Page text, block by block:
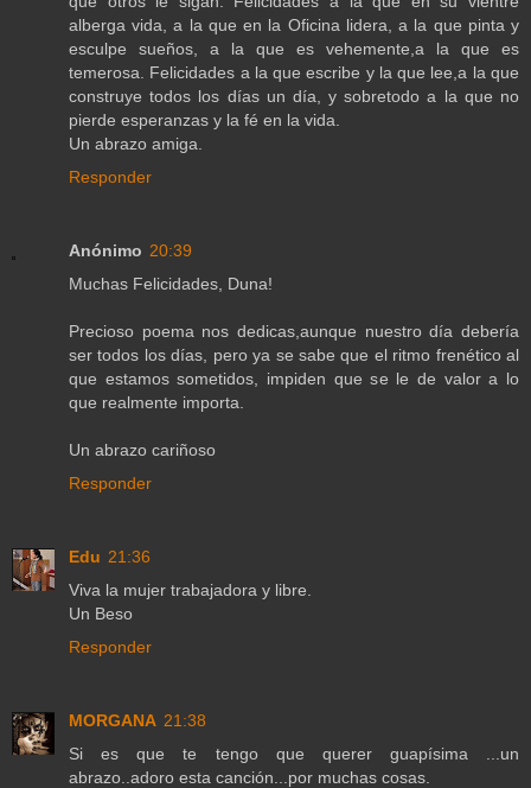
alberga vida, a la que en la Oficina lidera, a la que pinta y
esculpe sueños, a la que es vehemente,a la que es
temerosa. Felicidades a la que escribe y la que lee,a la que
construye todos los días un día, y sobretodo a la que no
pierde esperanzas y la fé en la vida.
Un abrazo amiga.
Responder
Anónimo 20:39
Muchas Felicidades, Duna!
Precioso poema nos dedicas,aunque nuestro día debería
ser todos los días, pero ya se sabe que el ritmo frenético al
que estamos sometidos, impiden que se le de valor a lo
que realmente importa.
Un abrazo cariñoso
Responder
Edu 21:36
Viva la mujer trabajadora y libre.
Un Beso
Responder
MORGANA 21:38
Si es que te tengo que querer guapísima ...un
abrazo..adoro esta canción...por muchas cosas.